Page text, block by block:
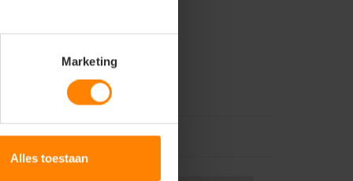
Marketing
Alles toestaan